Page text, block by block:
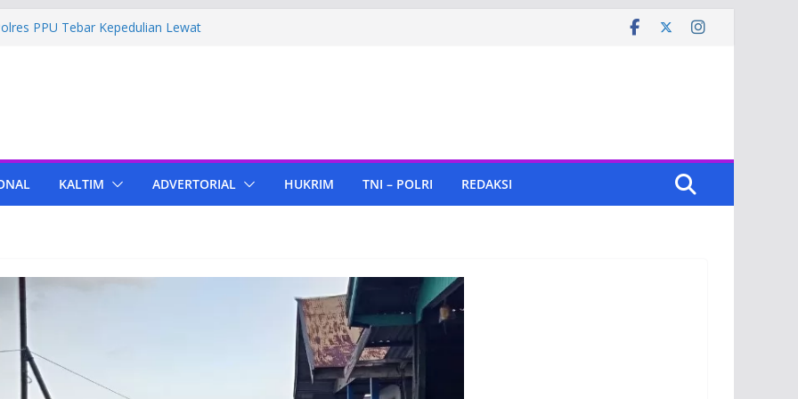
PPU Tebar Kepedulian Lewat
Cepu
di KIPP Karena Jual Air Mineral
Bupati PPU Dukung
Lampu, Polres PPU Ringkus Pria
KALTIM ADVERTORIAL HUKRIM TNI – POLRI REDAKSI